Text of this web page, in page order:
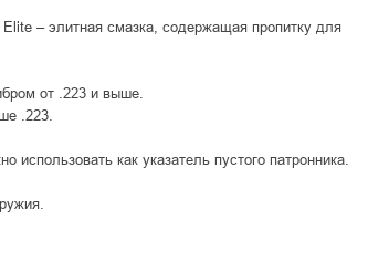
– элитная смазка, содержащая пропитку для
от .223 и выше.
.223.
как указатель пустого патронника.